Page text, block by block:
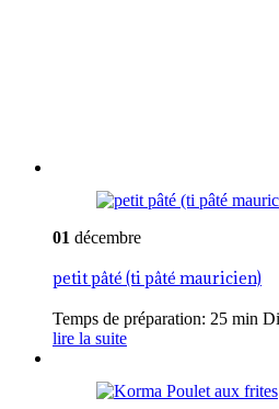
01 décembre
petit pâté (ti pâté mauricien)
Temps de préparation: 25 min
lire la suite